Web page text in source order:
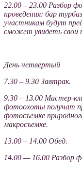
22.00 – 23.00 Разбор
проведения: бар
участникам будут
сможет увидеть свои
День четвертый
7.30 – 9.30 Завтрак.
9.30 – 13.00 Мастер-
фотоохоты получат
фотосъемке
макросъемке.
13.00 – 14.00 Обед.
14.00 — 16.00 Разбор